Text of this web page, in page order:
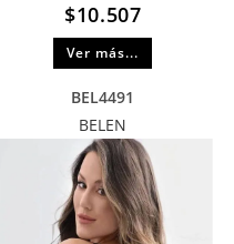
$10.507
Ver más...
BEL4491
BELEN